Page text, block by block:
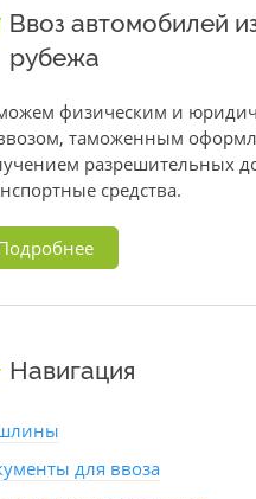
Ввоз автомобилей
рубежа
физическим и
таможенным
разрешительных
средства.
Навигация
для ввоза